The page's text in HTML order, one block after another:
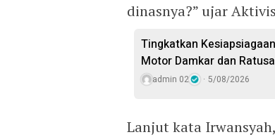
dinasnya?” ujar
Tingkatkan
Motor Damkar dan
admin 02 5/08/2026
Lanjut kata